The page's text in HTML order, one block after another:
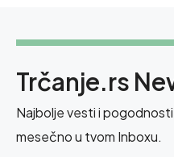
Trčanje.rs
Najbolje vesti i
mesečno u tvom Inboxu.